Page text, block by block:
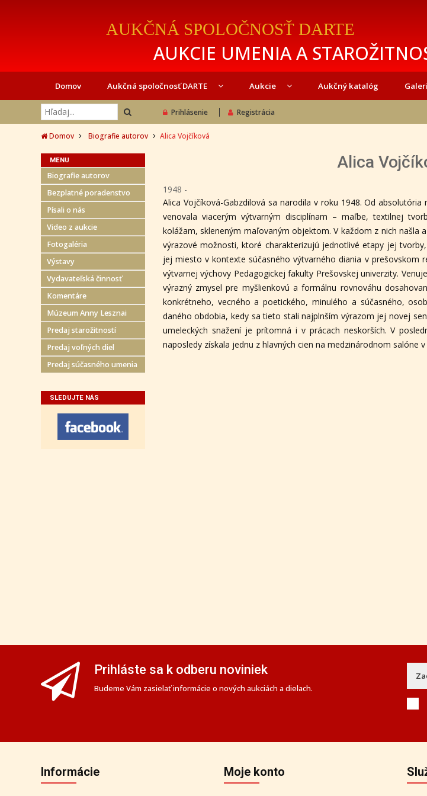
AUKČNÁ SPOLOČNOSŤ DARTE
AUKCIE UMENIA A
Domov Aukčná spoločnosť DARTE Aukcie Aukčný katalóg
Prihlásenie Registrácia
Domov Biografie autorov Alica Vojčíková
MENU
Biografie autorov
Bezplatné poradenstvo
Písali o nás
Video z aukcie
Fotogaléria
Výstavy
Vydavateľská činnosť
Komentáre
Múzeum Anny Lesznai
Predaj starožitností
Predaj voľných diel
Predaj súčasného umenia
SLEDUJTE NÁS
Alica
1948 -
Alica Vojčíková-Gabzdilová sa narodila v roku 1948. Od absolutória
venovala viacerým výtvarným disciplínam – maľbe, textilnej
kolážam, skleneným maľovaným objektom. V každom z nich našla
výrazové možnosti, ktoré charakterizujú jednotlivé etapy jej
jej miesto v kontexte súčasného výtvarného diania v prešovskom
výtvarnej výchovy Pedagogickej fakulty Prešovskej univerzity.
výrazný zmysel pre myšlienkovú a formálnu rovnováhu
konkrétneho, vecného a poetického, minulého a súčasného,
daného obdobia, kedy sa tieto stali najplnším výrazom jej novej
umeleckých snažení je prítomná i v prácach neskorších. V
naposledy získala jednu z hlavných cien na medzinárodnom salóne
Prihláste sa k odberu noviniek
Budeme Vám zasielať informácie o nových aukciách a dielach.
Informácie Moje konto